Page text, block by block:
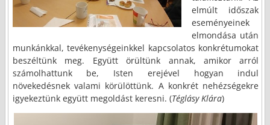
elmúlt időszak
eseményeinek
elmondása után
munkánkkal, tevékenységeinkkel kapcsolatos konkrétumokat
beszéltünk meg. Együtt örültünk annak, amikor arról
számolhattunk be, Isten erejével hogyan indul
növekedésnek valami körülöttünk. A konkrét nehézségekre
igyekeztünk együtt megoldást keresni. (Téglásy Klára)